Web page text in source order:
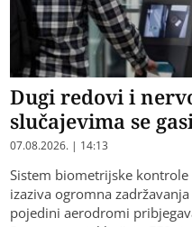
Dugi redovi i
slučajevima se
07.08.2026. | 14:13
Sistem biometrijske
izaziva ogromna
pojedini aerodromi